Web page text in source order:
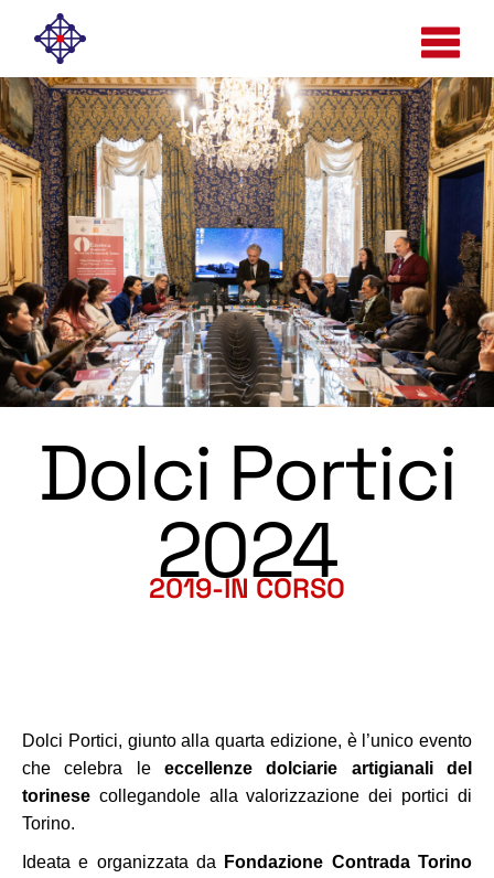
Dolci Portici
2024
2019-IN CORSO
Dolci Portici, giunto alla quarta edizione, è l’unico evento
che celebra leeccellenze dolciarie artigianali del
torinese collegandole alla valorizzazione dei portici di
Torino.
Ideata e organizzata da
Fondazione Contrada Torino